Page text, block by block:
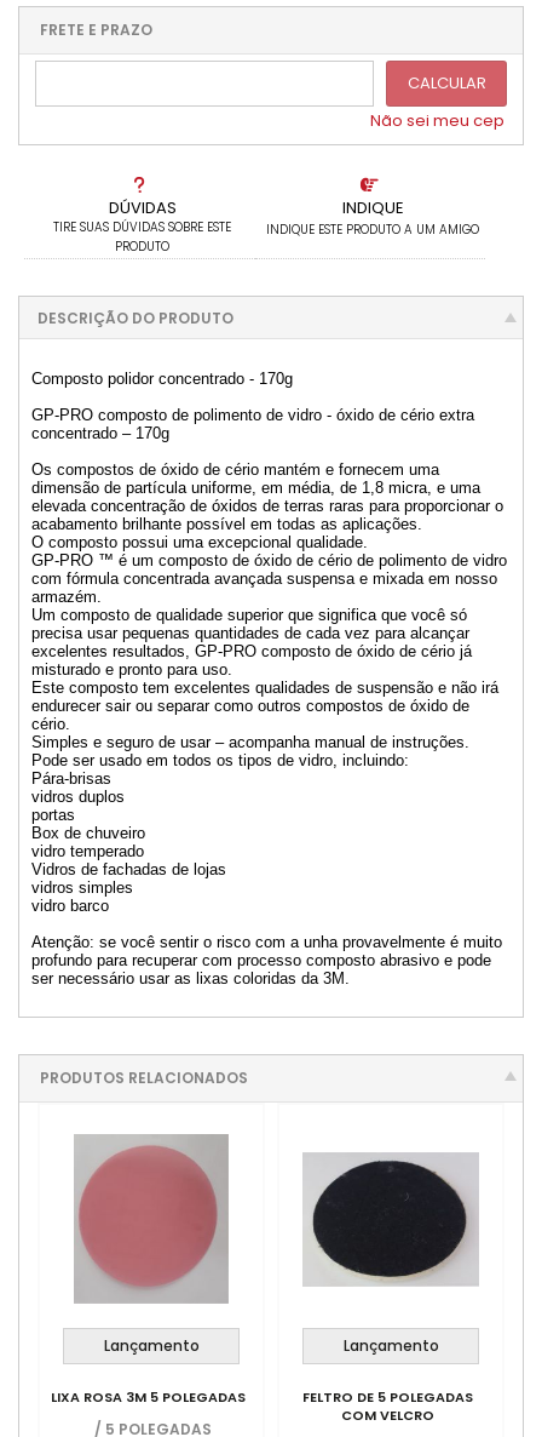
DÚVIDAS
TIRE SUAS DÚVIDAS SOBRE ESTE
PRODUTO
INDIQUE
INDIQUE ESTE PRODUTO A UM AMIGO
...
...
FRETE E PRAZO
CALCULAR
Não sei meu cep
DESCRIÇÃO DO PRODUTO
Composto polidor concentrado - 170g
GP-PRO composto de polimento de vidro - óxido de cério extra
concentrado – 170g
Os compostos de óxido de cério mantém e fornecem uma
dimensão de partícula uniforme, em média, de 1,8 micra, e uma
elevada concentração de óxidos de terras raras para proporcionar o
acabamento brilhante possível em todas as aplicações.
O composto possui uma excepcional qualidade.
GP-PRO ™ é um composto de óxido de cério de polimento de vidro
com fórmula concentrada avançada suspensa e mixada em nosso
armazém.
Um composto de qualidade superior que significa que você só
precisa usar pequenas quantidades de cada vez para alcançar
excelentes resultados, GP-PRO composto de óxido de cério já
misturado e pronto para uso.
Este composto tem excelentes qualidades de suspensão e não irá
endurecer sair ou separar como outros compostos de óxido de
cério.
Simples e seguro de usar – acompanha manual de instruções.
Pode ser usado em todos os tipos de vidro, incluindo:
Pára-brisas
vidros duplos
portas
Box de chuveiro
vidro temperado
Vidros de fachadas de lojas
vidros simples
vidro barco
Atenção: se você sentir o risco com a unha provavelmente é muito
profundo para recuperar com processo composto abrasivo e pode
ser necessário usar as lixas coloridas da 3M.
PRODUTOS RELACIONADOS
Lançamento
LIXA ROSA 3M 5 POLEGADAS
/ 5 POLEGADAS
Lançamento
FELTRO DE 5 POLEGADAS
COM VELCRO